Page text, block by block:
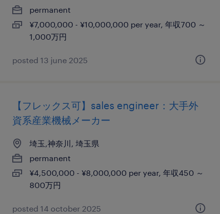
permanent
¥7,000,000 - ¥10,000,000 per year, 年収700 ～
1,000万円
posted 13 june 2025
【フレックス可】sales engineer：大手外
資系産業機械メーカー
埼玉,神奈川, 埼玉県
permanent
¥4,500,000 - ¥8,000,000 per year, 年収450 ～
800万円
posted 14 october 2025